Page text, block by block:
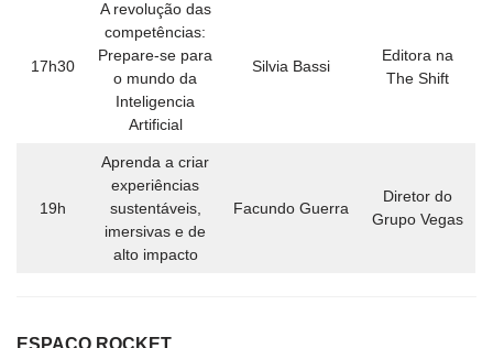
17h30
A revolução das
competências:
Prepare-se para
o mundo da
Inteligencia
Artificial
Silvia Bassi
Editora na
The Shift
19h
Aprenda a criar
experiências
sustentáveis,
imersivas e de
alto impacto
Facundo Guerra
Diretor do
Grupo Vegas